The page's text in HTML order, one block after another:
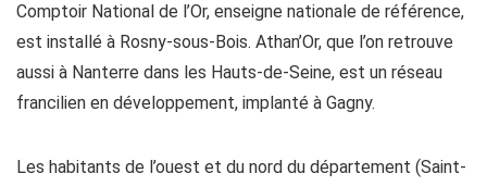
Comptoir National de l’Or, enseigne nationale de référence,
est installé à Rosny-sous-Bois. Athan’Or, que l’on retrouve
aussi à Nanterre dans les Hauts-de-Seine, est un réseau
francilien en développement, implanté à Gagny.
Les habitants de l’ouest et du nord du département (Saint-